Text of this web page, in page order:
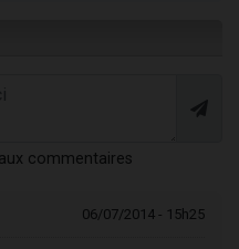
commentaires
06/07/2014 - 15h25